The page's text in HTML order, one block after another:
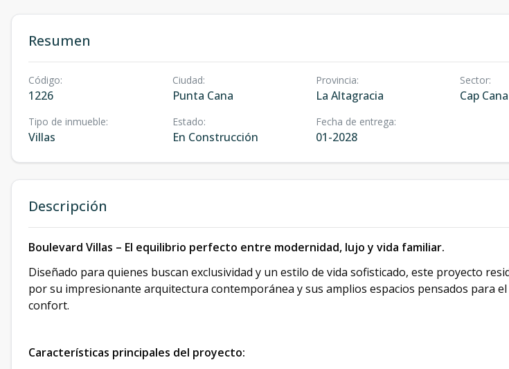
Resumen
Código:
1226
Ciudad:
Punta Cana
Provincia:
La Altagracia
Sector:
Cap Cana
Tipo de inmueble:
Villas
Estado:
En Construcción
Fecha de entrega:
01-2028
Descripción
Boulevard Villas – El equilibrio perfecto entre modernidad, lujo y vida familiar.
Diseñado para quienes buscan exclusividad y un estilo de vida sofisticado, este proyecto
por su impresionante arquitectura contemporánea y sus amplios espacios pensados para
confort.
Características principales del proyecto: